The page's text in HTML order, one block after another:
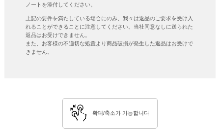
ノートを添付してください。
上記の要件を満たしている場合にのみ、我々は返品のご要求を受け入
れることができることに注意してください。当社同意なしに送られた
返品はお受けできません。
また、お客様の不適切な処置より商品破損が発生した返品はお受けで
きません。
확대/축소가 가능합니다